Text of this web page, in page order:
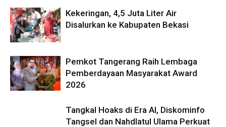
Kekeringan, 4,5 Juta Liter Air
Disalurkan ke Kabupaten Bekasi
Pemkot Tangerang Raih Lembaga
Pemberdayaan Masyarakat Award
2026
Tangkal Hoaks di Era AI, Diskominfo
Tangsel dan Nahdlatul Ulama Perkuat